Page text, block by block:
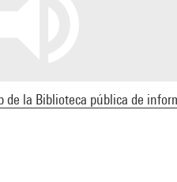
de la Biblioteca pública de